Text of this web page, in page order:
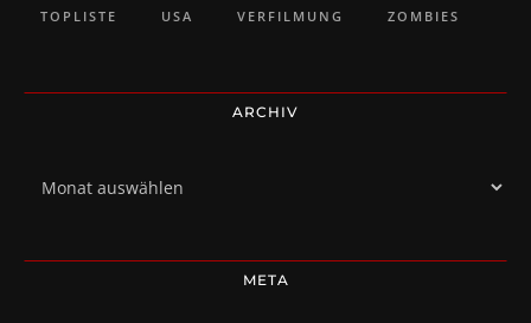
TOPLISTE USA VERFILMUNG ZOMBIES
ARCHIV
META